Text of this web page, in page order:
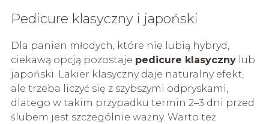
Pedicure klasyczny i japoński
Dla panien młodych, które nie lubią hybryd,
ciekawą opcją pozostaje pedicure klasycznylub
japoński. Lakier klasyczny daje naturalny efekt,
ale trzeba liczyć się z szybszymi odpryskami,
dlatego w takim przypadku termin 2–3 dni przed
ślubem jest szczególnie ważny. Warto też